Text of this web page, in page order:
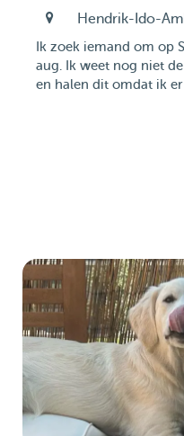
Hendrik-Ido-
Ik zoek iemand om op
aug. Ik weet nog niet
en halen dit omdat ik